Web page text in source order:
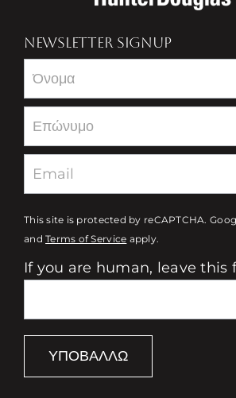
NEWSLETTER SIGNUP
Newsletter
This site is protected by reCAPTCHA.
andTerms of Service apply.
If you are human, leave this
ΥΠΟΒΆΛΛΩ